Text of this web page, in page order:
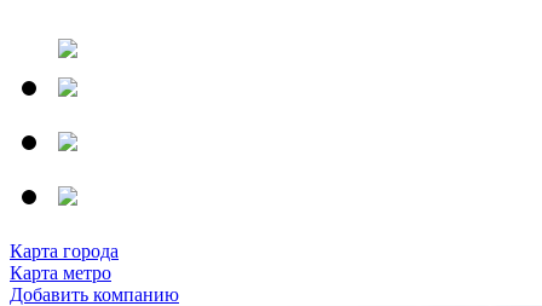
Карта города
Карта метро
Добавить компанию